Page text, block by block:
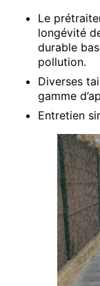
Le
longévité
durable
pollution.
Diverses
gamme
Entretien